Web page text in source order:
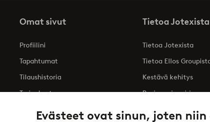
Evästeet ovat sinun, joten
Omat sivut
Profiilini
Tapahtumat
Tilaushistoria
Tarjoukset
Tietoa Jotexista
Tietoa Jotexista
Tietoa Ellos
Kestävä kehitys
Business inquiries
Saavutettavuusseloste